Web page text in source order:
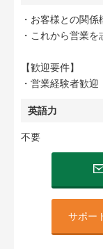
・お客様との関
・これから営業
【歓迎要件】
・営業経験者歓迎
英語力
不要
サポー